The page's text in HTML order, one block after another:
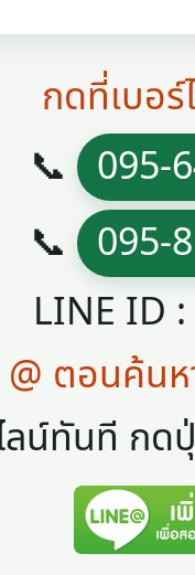
กดที่เบอร์
📞
095-
📞
095-
LINE ID
@ ตอนค้น
ลน์ทันที กด